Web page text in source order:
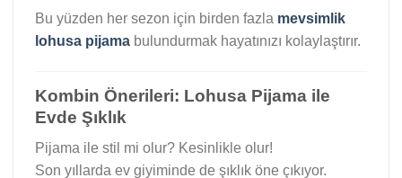
Bu yüzden her sezon için birden fazla mevsimlik
lohusa pijama bulundurmak hayatınızı kolaylaştırır.
Kombin Önerileri: Lohusa Pijama ile
Evde Şıklık
Pijama ile stil mi olur? Kesinlikle olur!
Son yıllarda ev giyiminde de şıklık öne çıkıyor.